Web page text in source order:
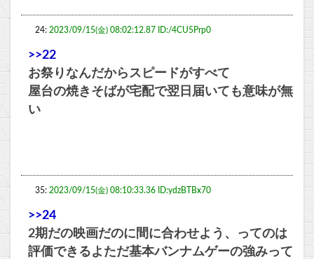
24: 2023/09/15(金) 08:02:12.87 ID:/4CU5Prp0
>>22
お祭りなんだからスピードがすべて
屋台の焼きそばが宅配で翌日届いても意味が無
い
35: 2023/09/15(金) 08:10:33.36 ID:ydzBTBx70
>>24
2期だの映画だのに間に合わせよう、ってのは
評価できるよただ基本バンナムゲーの強みって